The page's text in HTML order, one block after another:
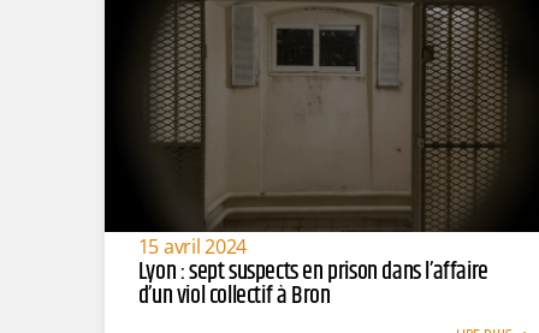
15 avril 2024
Lyon : sept suspects en prison dans l’affaire
d’un viol collectif à Bron